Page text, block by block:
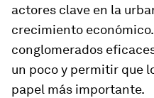
actores clave en la
crecimiento
conglomerados
un poco y permitir que
papel más importante.